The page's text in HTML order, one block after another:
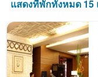
แสดงที่พักทั้งหมด 15